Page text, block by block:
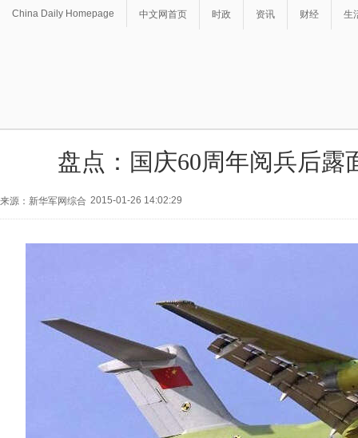
China Daily Homepage 中文网首页 时政 资讯 财经 生
盘点：国庆60周年阅兵后露
来源：新华军网综合 2015-01-26 14:02:29